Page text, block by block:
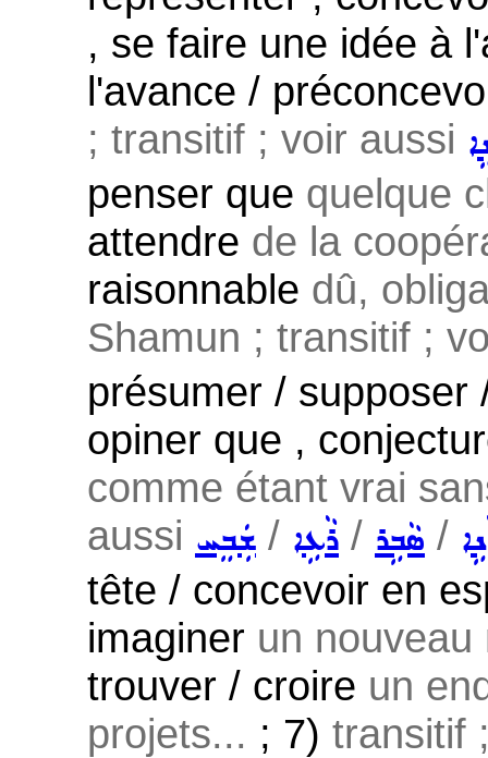
, se faire une idée à
l'avance /
; transitif ; voir aussi
penser que quelque
attendre de la
raisonnable dû,
Shamun ; transitif ;
présumer /
opiner que ,
comme étant vrai
aussi ܫܲܒܸܚ / ܪܵܥܹܐ / ܣܵܒܹܪ /
tête / concevoir en
imaginer un
trouver / croire un
projets... ; 7) transitif